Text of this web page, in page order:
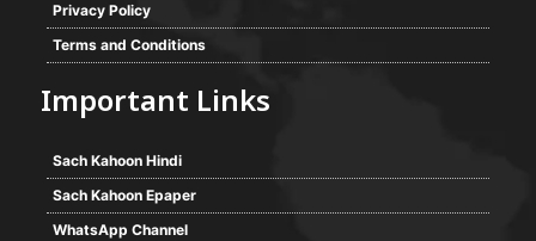
Privacy Policy
Terms and Conditions
Important Links
Sach Kahoon Hindi
Sach Kahoon Epaper
WhatsApp Channel